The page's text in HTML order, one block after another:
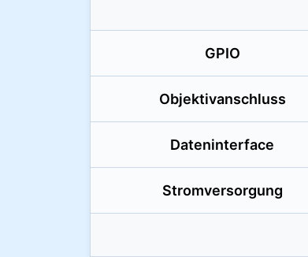
GPIO
Objektivanschluss
Dateninterface
Stromversorgung